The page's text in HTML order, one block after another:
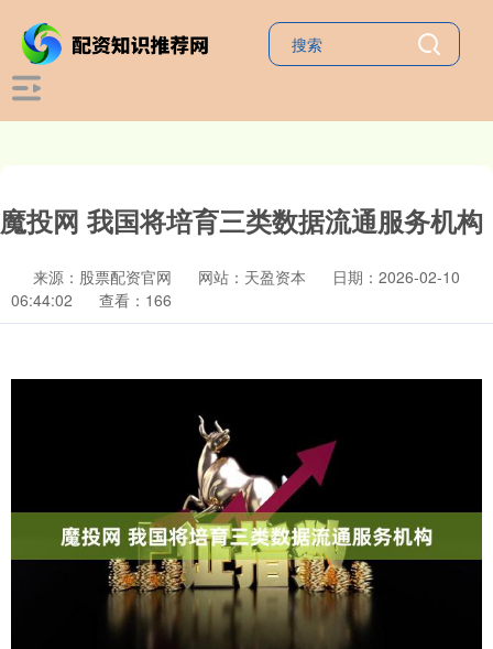
魔投网 我国将培育三类数据流通服务机构
来源：股票配资官网 网站：天盈资本
日期：2026-02-10
06:44:02
查看：166